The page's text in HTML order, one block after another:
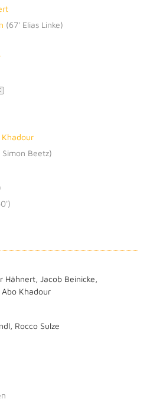
(67' Elias Linke)
Simon Beetz)
Hähnert, Jacob Beinicke,
Khadour
, Rocco Sulze